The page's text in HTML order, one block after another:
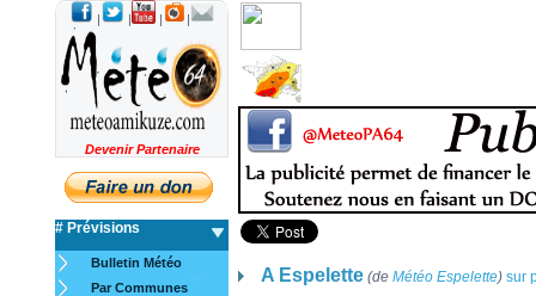
| | | |
Devenir Partenaire
# Prévisions
Bulletin Météo
Par Communes
A Espelette (de Météo Espelette) sur